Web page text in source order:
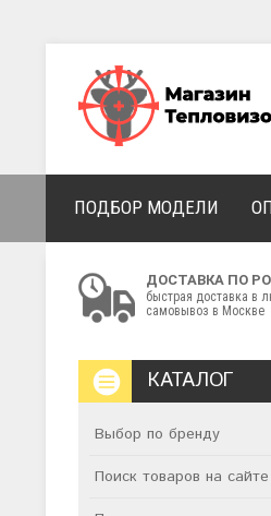
ПОДБОР МОДЕЛИ
ДОСТАВКА ПО
быстрая доставка в
самовывоз в Москве
КАТАЛОГ
Выбор по бренду
Поиск товаров на сайте